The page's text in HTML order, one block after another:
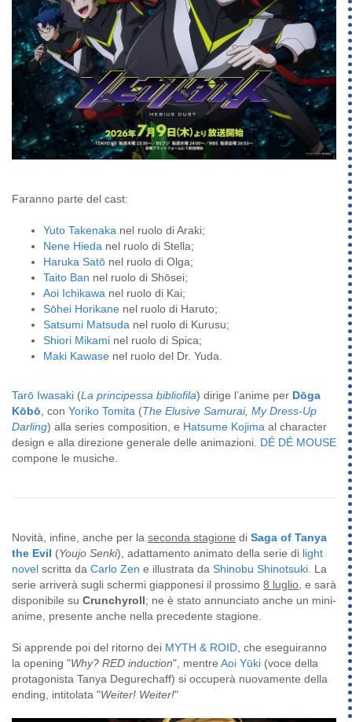
Faranno parte del cast:
Yuto Takenaka nel ruolo di Araki;
Nene Hieda nel ruolo di Stella;
Haruka Satō nel ruolo di Olga;
Taito Ban nel ruolo di Shōsei;
Aoi Ichikawa nel ruolo di Kai;
Sōhei Horikane nel ruolo di Haruto;
Satsumi Matsuda nel ruolo di Kurusu;
Shiori Mikami nel ruolo di Spica;
Maki Kawase nel ruolo del Dr. Yuda.
Tarō Iwasaki (La principessa bibliofila) dirige l’anime per Dōga
Kōbō, con Yoriko Tomita (The Elusive Samurai, My Dress-Up
Darling) alla series composition, e Hatsume Kojima al character
design e alla direzione generale delle animazioni. DÉ DÉ MOUSE
compone le musiche.
Novità, infine, anche per la seconda stagione di Saga of Tanya
the Evil (Youjo Senki), adattamento animato della serie di light
novel scritta da Carlo Zen e illustrata da Shinobu Shinotsuki. La
serie arriverà sugli schermi giapponesi il prossimo 8 luglio, e sarà
disponibile su Crunchyroll; ne è stato annunciato anche un mini-
anime, presente anche nella precedente stagione.
Si apprende poi del ritorno dei MYTH & ROID, che eseguiranno
la opening "Why? RED induction", mentre Aoi Yūki (voce della
protagonista Tanya Degurechaff) si occuperà nuovamente della
ending, intitolata "Weiter! Weiter!"